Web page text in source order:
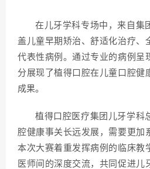
在儿牙学科专场中，来自集
盖儿童早期矫治、舒适化治疗、
代表性病例。通过专业的病例呈
分展现了植得口腔在儿童口腔健
成果。
植得口腔医疗集团儿牙学科
腔健康事关长远发展，需要更加
本次大赛着重发挥病例的临床教
医师间的深度交流，共同促进儿